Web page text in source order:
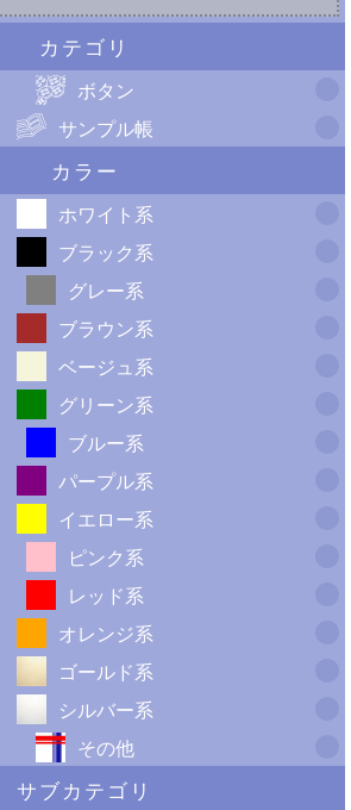
カテゴリ
ボタン
サンプル帳
カラー
ホワイト系
ブラック系
グレー系
ブラウン系
ベージュ系
グリーン系
ブルー系
パープル系
イエロー系
ピンク系
レッド系
オレンジ系
ゴールド系
シルバー系
その他
サブカテゴリ